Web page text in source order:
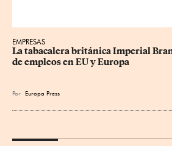
EMPRESAS
La tabacalera británica Imperial
de empleos en EU y Europa
Por Europa Press